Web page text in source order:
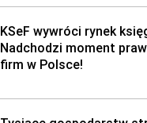
KSeF wywróci rynek
Nadchodzi moment
firm w Polsce!